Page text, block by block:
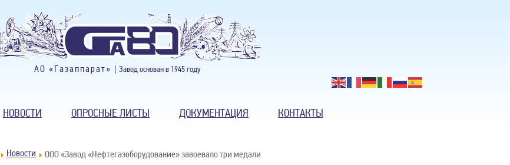
АО «Газаппарат» | Завод основан в 1945 году
НОВОСТИ ОПРОСНЫЕ ЛИСТЫ ДОКУМЕНТАЦИЯ КОНТАКТЫ
Новости ООО «Завод «Нефтегазоборудование» завоевало три медали